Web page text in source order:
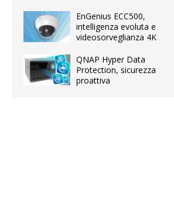
EnGenius ECC500,
intelligenza evoluta e
videosorveglianza 4K
QNAP Hyper Data
Protection, sicurezza
proattiva